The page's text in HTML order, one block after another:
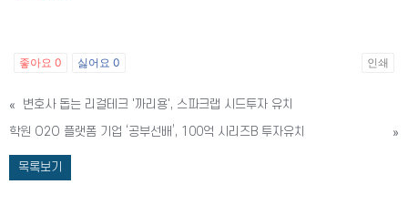
좋아요 0 싫어요 0 인쇄
«
변호사 돕는 리걸테크 '까리용', 스파크랩 시드투자 유치
학원 O2O 플랫폼 기업 ‘공부선배’, 100억 시리즈B 투자유치
»
목록보기